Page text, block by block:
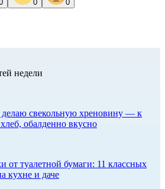
0 0
недели
делаю свекольную хреновину — к
обалденно вкусно
от туалетной бумаги: 11 классных
кухне и даче